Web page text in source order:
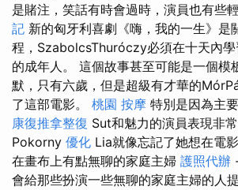
是賭注，笑話有時會過時，演員也有些
記 新的匈牙利喜劇《嗨，我的一生》是
程，SzabolcsThuróczy必須在十天內
的成年人。 這個故事甚至可能是一個模
默，只有六歲，但是超級有才華的
了這部電影。 桃園 按摩 特別是因為主
康復推拿整復 Sut和魅力的演員表現非常
Pokorny 優化 Lia就像忘記了她想在電
在畫布上有點無聊的家庭主婦 護照代辦
會給那些扮演一些無聊的家庭主婦的人